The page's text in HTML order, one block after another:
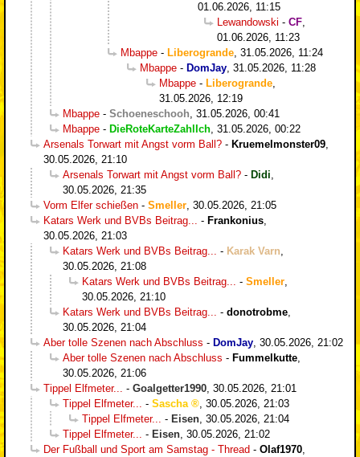
01.06.2026, 11:15
Lewandowski - CF,
01.06.2026, 11:23
Mbappe - Liberogrande, 31.05.2026, 11:24
Mbappe - DomJay, 31.05.2026, 11:28
Mbappe - Liberogrande,
31.05.2026, 12:19
Mbappe - Schoeneschooh, 31.05.2026, 00:41
Mbappe - DieRoteKarteZahlIch, 31.05.2026, 00:22
Arsenals Torwart mit Angst vorm Ball? - Kruemelmonster09,
30.05.2026, 21:10
Arsenals Torwart mit Angst vorm Ball? - Didi,
30.05.2026, 21:35
Vorm Elfer schießen - Smeller, 30.05.2026, 21:05
Katars Werk und BVBs Beitrag... - Frankonius,
30.05.2026, 21:03
Katars Werk und BVBs Beitrag... - Karak Varn,
30.05.2026, 21:08
Katars Werk und BVBs Beitrag... - Smeller,
30.05.2026, 21:10
Katars Werk und BVBs Beitrag... - donotrobme,
30.05.2026, 21:04
Aber tolle Szenen nach Abschluss - DomJay, 30.05.2026, 21:02
Aber tolle Szenen nach Abschluss - Fummelkutte,
30.05.2026, 21:06
Tippel Elfmeter... - Goalgetter1990, 30.05.2026, 21:01
Tippel Elfmeter... - Sascha , 30.05.2026, 21:03
Tippel Elfmeter... - Eisen, 30.05.2026, 21:04
Tippel Elfmeter... - Eisen, 30.05.2026, 21:02
Der Fußball und Sport am Samstag - Thread - Olaf1970,